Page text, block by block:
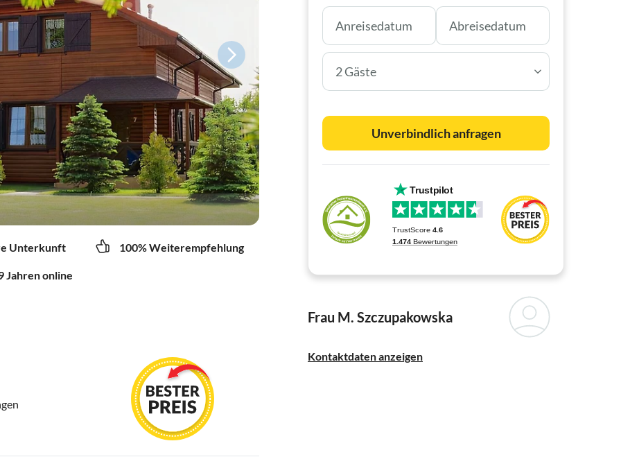
Unterkunft 100% Weiterempfehlung
Jahren online
2 Gäste
Unverbindlich anfragen
Frau M. Szczupakowska
Kontaktdaten anzeigen